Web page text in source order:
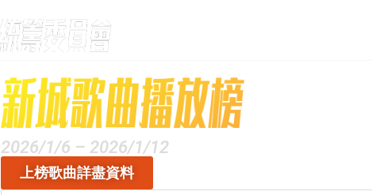
2026/1/6 – 2026/1/12
上榜歌曲詳盡資料